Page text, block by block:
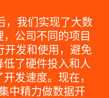
，我们实现了大数
公司不同的项目
开发和使用，避免
了硬件投入和人
发速度。现在，
中精力做数据开